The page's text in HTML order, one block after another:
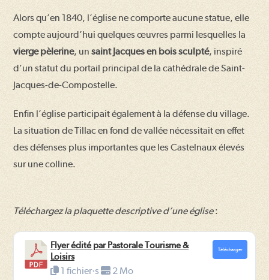
Alors qu’en 1840, l’église ne comporte aucune statue, elle
compte aujourd’hui quelques œuvres parmi lesquelles la
vierge pèlerine, unsaint Jacques en bois sculpté, inspiré
d’un statut du portail principal de la cathédrale de Saint-
Jacques-de-Compostelle.
Enfin l’église participait également à la défense du village.
La situation de Tillac en fond de vallée nécessitait en effet
des défenses plus importantes que les Castelnaux élevés
sur une colline.
Téléchargez la plaquette descriptive d’une église:
Flyer édité par Pastorale Tourisme &
Loisirs
1 fichier·s 2 Mo
Télécharger